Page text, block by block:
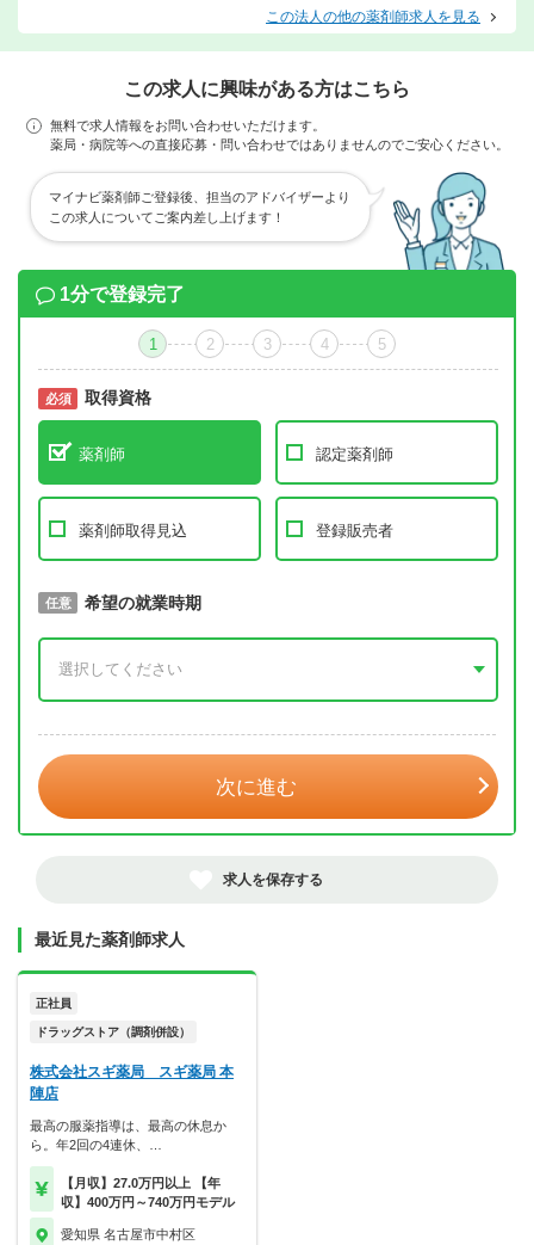
この法人の他の薬剤師求人を見る
この求人に興味がある方はこちら
無料で求人情報をお問い合わせいただけます。
薬局・病院等への直接応募・問い合わせではありませんのでご安心ください。
マイナビ薬剤師ご登録後、担当のアドバイザーより
この求人についてご案内差し上げます！
1分で登録完了
1 2 3 4 5
必須 取得資格
薬剤師 認定薬剤師
薬剤師取得見込 登録販売者
必須 取得予定年
任意 希望の就業時期
次に進む
求人を保存する
最近見た薬剤師求人
正社員
ドラッグストア（調剤併設）
株式会社スギ薬局 スギ薬局 本
陣店
最高の服薬指導は、最高の休息か
ら。年2回の4連休、…
【月収】27.0万円以上 【年
収】400万円～740万円モデル
愛知県 名古屋市中村区